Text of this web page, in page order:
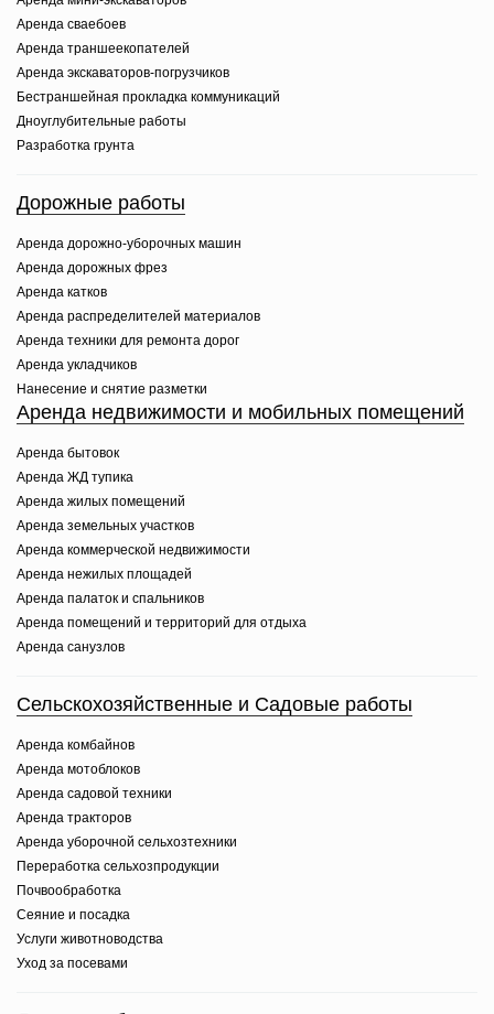
Аренда сваебоев
Аренда траншеекопателей
Аренда экскаваторов-погрузчиков
Бестраншейная прокладка коммуникаций
Дноуглубительные работы
Разработка грунта
Дорожные работы
Аренда дорожно-уборочных машин
Аренда дорожных фрез
Аренда катков
Аренда распределителей материалов
Аренда техники для ремонта дорог
Аренда укладчиков
Нанесение и снятие разметки
Аренда недвижимости и мобильных помещений
Аренда бытовок
Аренда ЖД тупика
Аренда жилых помещений
Аренда земельных участков
Аренда коммерческой недвижимости
Аренда нежилых площадей
Аренда палаток и спальников
Аренда помещений и территорий для отдыха
Аренда санузлов
Сельскохозяйственные и Садовые работы
Аренда комбайнов
Аренда мотоблоков
Аренда садовой техники
Аренда тракторов
Аренда уборочной сельхозтехники
Переработка сельхозпродукции
Почвообработка
Сеяние и посадка
Услуги животноводства
Уход за посевами